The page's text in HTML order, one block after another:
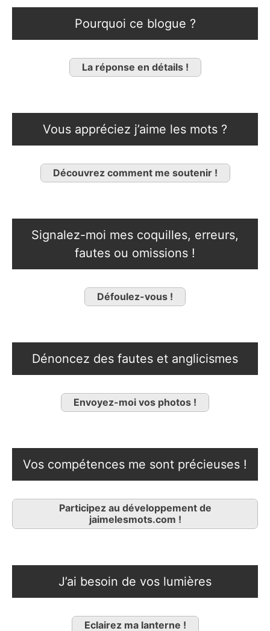
Pourquoi ce blogue ?
La réponse en détails !
Vous appréciez j’aime les mots ?
Découvrez comment me soutenir !
Signalez-moi mes coquilles, erreurs,
fautes ou omissions !
Défoulez-vous !
Dénoncez des fautes et anglicismes
Envoyez-moi vos photos !
Vos compétences me sont précieuses !
Participez au développement de
jaimelesmots.com !
J’ai besoin de vos lumières
Eclairez ma lanterne !